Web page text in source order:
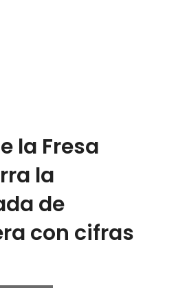
la Fresa
la
de
con cifras